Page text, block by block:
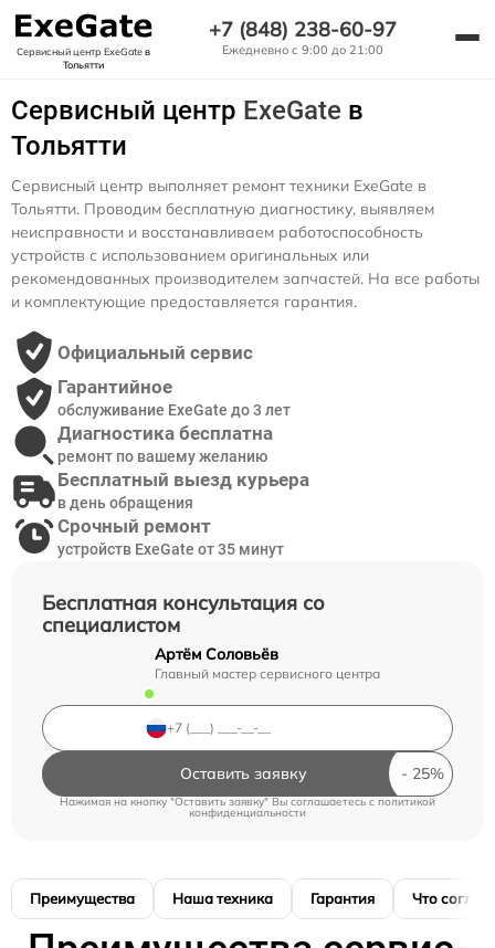
Сервисный центр ExeGateв
Тольятти
+7 (848) 238-60-97
Ежедневно с 9:00 до 21:00
Сервисный центр ExeGate в
Тольятти
Бесплатная консультация со
специалистом
Артём Соловьёв
Главный мастер сервисного центра
Оставить заявку
Нажимая на кнопку "Оставить заявку" Вы соглашаетесь cполитикой
конфиденциальности
Сервисный центр выполняет ремонт техники ExeGate в
Тольятти. Проводим бесплатную диагностику, выявляем
неисправности и восстанавливаем работоспособность
устройств с использованием оригинальных или
рекомендованных производителем запчастей. На все работы
и комплектующие предоставляется гарантия.
Официальный сервис
Гарантийное
обслуживание ExeGate до 3 лет
Диагностика бесплатна
ремонт по вашему желанию
Бесплатный выезд курьера
в день обращения
Срочный ремонт
устройств ExeGate от 35 минут
Преимущества Наша техника Гарантия Что